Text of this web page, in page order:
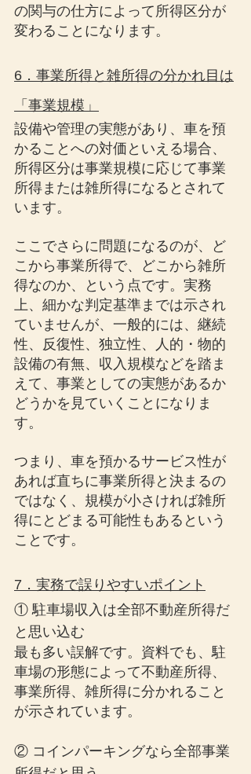
の関与の仕方によって所得区分が
変わることになります。
6．事業所得と雑所得の分かれ目は
「事業規模」
設備や管理の実態があり、車を預
かることへの対価といえる場合、
所得区分は事業規模に応じて事業
所得または雑所得になるとされて
います。
ここでさらに問題になるのが、ど
こから事業所得で、どこから雑所
得なのか、という点です。実務
上、細かな判定基準までは示され
ていませんが、一般的には、継続
性、反復性、独立性、人的・物的
設備の有無、収入規模などを踏ま
えて、事業としての実態があるか
どうかを見ていくことになりま
す。
つまり、車を預かるサービス性が
あれば直ちに事業所得と決まるの
ではなく、規模が小さければ雑所
得にとどまる可能性もあるという
ことです。
7．実務で誤りやすいポイント
① 駐車場収入は全部不動産所得だ
と思い込む
最も多い誤解です。資料でも、駐
車場の形態によって不動産所得、
事業所得、雑所得に分かれること
が示されています。
② コインパーキングなら全部事業